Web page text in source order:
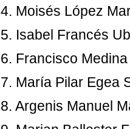
4. Moisés López
5. Isabel Francés
6. Francisco
7. María Pilar Egea
8. Argenis Manuel